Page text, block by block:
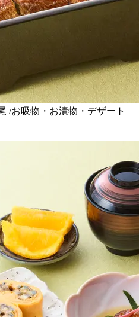
吸物・お漬物・デザート